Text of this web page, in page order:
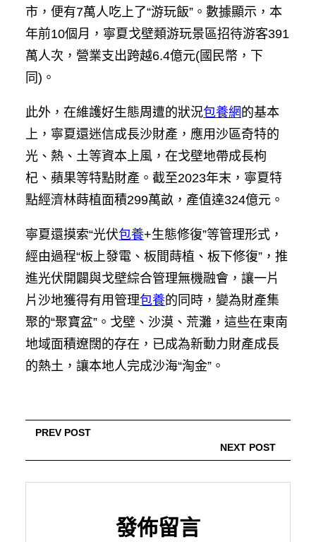
市，便有7萬人吃上了“游玩飯”。數據顯示，本
年前10個月，寧夏戈壁類游玩景區招待游客391
萬人次，營業支出跨越6.4億元(國民幣，下
同)。
此外，在維護好生態周遭的狀況包養網的基本
上，寧夏還迷信成長沙財產，應用沙區奇特的
光、熱、土等資本上風，在戈壁地帶成長枸
杞、蘋果等特點財產。截至2023年末，寧夏特
點經濟林蒔植面積299萬畝，產值達324億元。
寧夏還摸索“光伏包養+生態修復”等管理形式，
經由過程“板上發電、板間蒔植、板下修復”，推
進光伏開闢與戈壁綜合管理無機融會，讓一片
片沙地獲得有用管理包養的同時，變為財產集
聚的“聚寶盆”。戈壁、沙漠、荒灘，這些在東南
地域面積遼闊的存在，已成為新動力財產成長
的熱土，讓本地人完成沙海“淘金”。
PREV POST
NEXT POST
發佈留言